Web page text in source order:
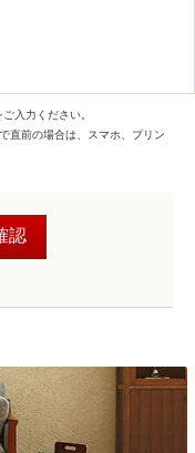
入力ください。
直前の場合は、スマホ、プリン